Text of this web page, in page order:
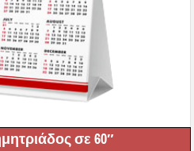
σε 60″